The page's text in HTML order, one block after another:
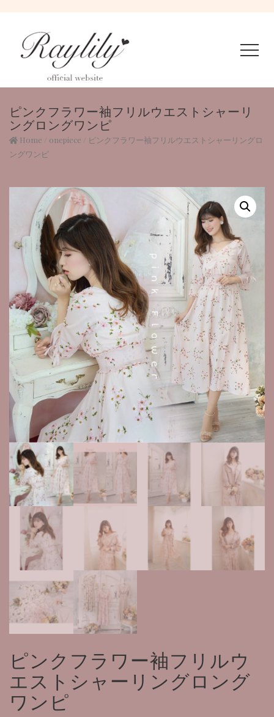
ピンクフラワー袖フリルウエストシャーリ
ングロングワンピ
Home / onepiece / ピンクフラワー袖フリルウエストシャーリングロ
ングワンピ
ピンクフラワー袖フリルウ
エストシャーリングロング
ワンピ